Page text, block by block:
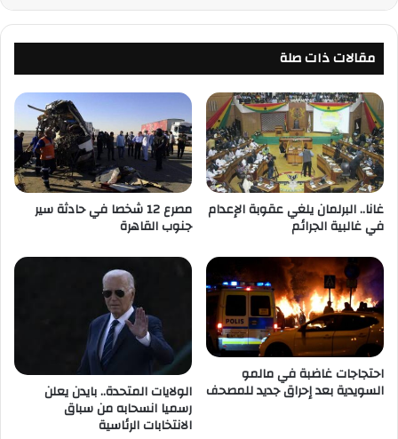
مقالات ذات صلة
غانا.. البرلمان يلغي عقوبة الإعدام
في غالبية الجرائم
مصرع 12 شخصا في حادثة سير
جنوب القاهرة
احتجاجات غاضبة في مالمو
السويدية بعد إحراق جديد للمصحف الولايات المتحدة.. بايدن يعلن
رسميا انسحابه من سباق
الانتخابات الرئاسية